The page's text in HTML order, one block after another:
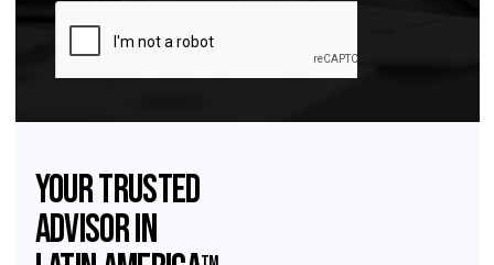
¿Qué es el inbound marketing?